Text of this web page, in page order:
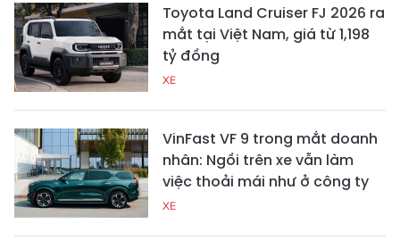
Toyota Land Cruiser FJ 2026 ra
mắt tại Việt Nam, giá từ 1,198
tỷ đồng
XE
VinFast VF 9 trong mắt doanh
nhân: Ngồi trên xe vẫn làm
việc thoải mái như ở công ty
XE